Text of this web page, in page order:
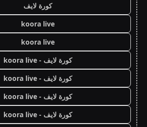
كورة لايف
koora live
koora live
كورة لايف - koora live
كورة لايف - koora live
كورة لايف - koora live
كورة لايف - koora live